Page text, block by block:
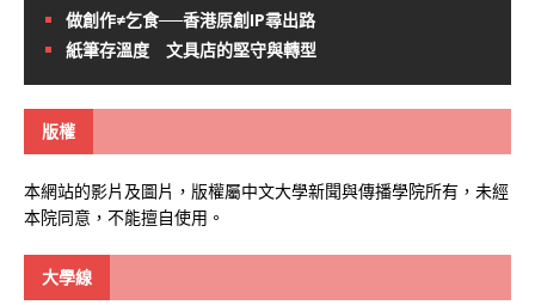
做創作≠乞食──香港原創IP尋出路
紙筆存溫度 文具店的堅守與轉型
版權
本網站的影片及圖片，版權屬中文大學新聞與傳播學院所有，未經
本院同意，不能擅自使用。
大學線